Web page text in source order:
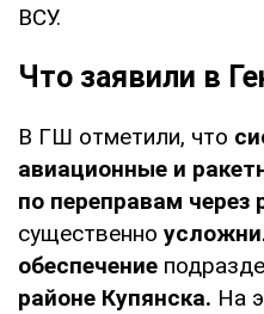
ВСУ.
Что заявили в
В ГШ отметили, что
авиационные и
по переправам через
существенно
обеспечение
районе Купянска. На